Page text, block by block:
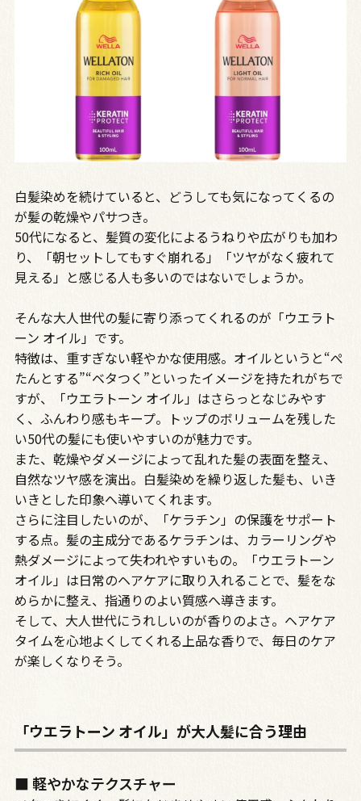
白髪染めを続けていると、どうしても気になってくるの
が髪の乾燥やパサつき。
50代になると、髪質の変化によるうねりや広がりも加わ
り、「朝セットしてもすぐ崩れる」「ツヤがなく疲れて
見える」と感じる人も多いのではないでしょうか。
そんな大人世代の髪に寄り添ってくれるのが「ウエラト
ーン オイル」です。
特徴は、重すぎない軽やかな使用感。オイルというと“ぺ
たんとする”“ベタつく”といったイメージを持たれがちで
すが、「ウエラトーン オイル」はさらっとなじみやす
く、ふんわり感もキープ。トップのボリュームを残した
い50代の髪にも使いやすいのが魅力です。
また、乾燥やダメージによって乱れた髪の表面を整え、
自然なツヤ感を演出。白髪染めを繰り返した髪も、いき
いきとした印象へ導いてくれます。
さらに注目したいのが、「ケラチン」の保護をサポート
する点。髪の主成分であるケラチンは、カラーリングや
熱ダメージによって失われやすいもの。「ウエラトーン
オイル」は日常のヘアケアに取り入れることで、髪をな
めらかに整え、指通りのよい質感へ導きます。
そして、大人世代にうれしいのが香りのよさ。ヘアケア
タイムを心地よくしてくれる上品な香りで、毎日のケア
が楽しくなりそう。
「ウエラトーン オイル」が大人髪に合う理由
■ 軽やかなテクスチャー